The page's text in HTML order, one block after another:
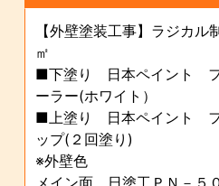
【外壁塗装工事】ラジカ
㎡
■下塗り 日本ペイント フ
ーラー(ホワイト）
■上塗り 日本ペイント フ
ップ(２回塗り)
※外壁色
メイン面 日塗工ＰＮ－５